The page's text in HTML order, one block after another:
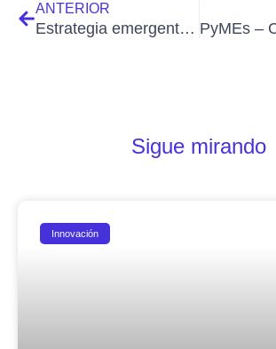
ANTERIOR
Estrategia emergente – claves para definir un rumbo para 2023
Sigue mirando
Innovación